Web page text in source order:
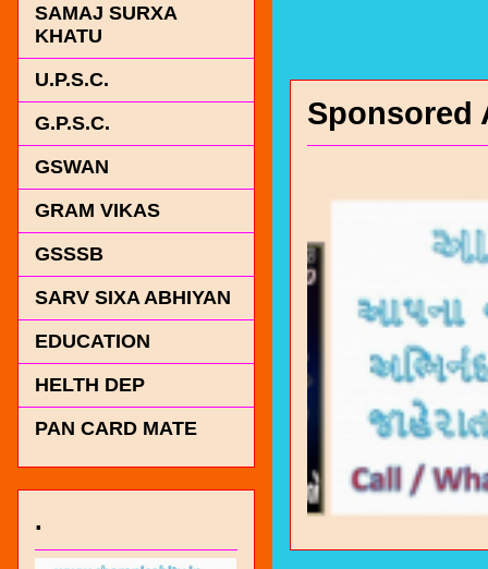
Sponsored
SAMAJ SURXA
KHATU
U.P.S.C.
G.P.S.C.
GSWAN
GRAM VIKAS
GSSSB
SARV SIXA ABHIYAN
EDUCATION
HELTH DEP
PAN CARD MATE
.